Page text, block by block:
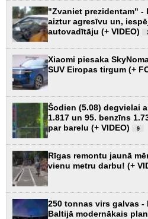
"Zvaniet prezidentam" -
aiztur agresīvu un,
autovadītāju (+ VIDEO)
Xiaomi piesaka
SUV Eiropas tirgum (+
Šodien (5.08) degvielai
1.817 un 95. benzīns
par barelu (+ VIDEO)
9
Rīgas remontu jaunā
vienu metru darbu! (+
250 tonnas virs galvas -
Baltijā modernākais